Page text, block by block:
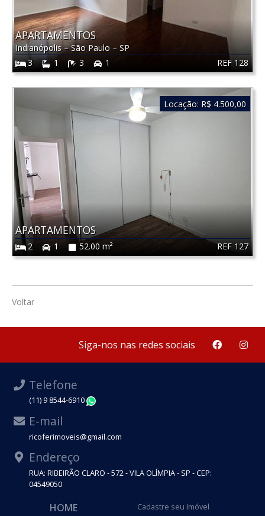
REF 128
APARTAMENTOS
Indianópolis–São Paulo – SP
3
1 3 1
REF 127
APARTAMENTOS
2 1 52.00 m²
Locação: R$ 4.500,00
Voltar
Siga-nos nas redes sociais
Telefone
(11) 9 8544-6910
E-mail
ricoferimoveis@gmail.com
Endereço
RUA: RIBEIRÃO CLARO - 572 - VILA OLÍMPIA - SP - CEP:
04549050
HOME
Cadastre seu Imóvel